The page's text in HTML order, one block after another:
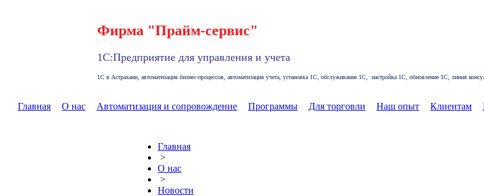
Фирма "Прайм-сервис"
1С:Предприятие для управления и учета
1С в Астрахани, автоматизация бизнес-процессов, автоматизация учета, установка 1С, обслуживание 1С, настройка 1С, обновление 1С, линия
Главная О нас Автоматизация и сопровождение Программы Для торговли Наш опыт Клиентам
Главная
>
О нас
>
Новости